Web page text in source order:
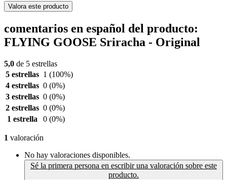
Valora este producto
comentarios en español del producto:
FLYING GOOSE Sriracha - Original
5,0 de 5 estrellas
5 estrellas 1 (100%)
4 estrellas 0 (0%)
3 estrellas 0 (0%)
2 estrellas 0 (0%)
1 estrella
0 (0%)
1 valoración
No hay valoraciones disponibles.
Sé la primera persona en escribir una valoración sobre este
producto.